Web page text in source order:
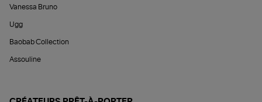
Vanessa Bruno
Ugg
Baobab Collection
Assouline